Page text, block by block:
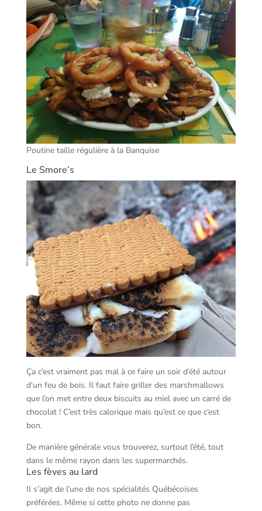
Poutine taille régulière à la Banquise
Le Smore’s
Ça c’est vraiment pas mal à ce faire un soir d’été autour
d’un feu de bois. Il faut faire griller des marshmallows
que l’on met entre deux biscuits au miel avec un carré de
chocolat ! C’est très calorique mais qu’est ce que c’est
bon.
De manière générale vous trouverez, surtout l’été, tout
dans le même rayon dans les supermarchés.
Les fèves au lard
Il s’agit de l’une de nos spécialités Québécoises
préférées. Même si cette photo ne donne pas